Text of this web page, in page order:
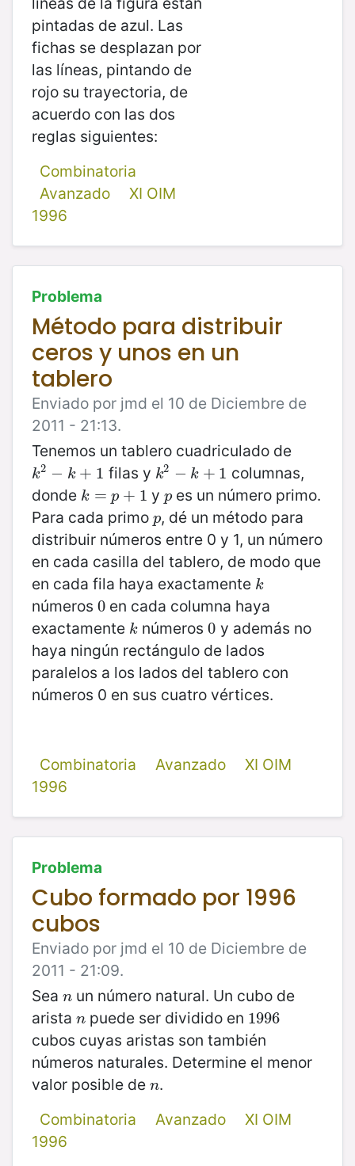
pintadas de azul. Las
fichas se desplazan por
las líneas, pintando de
rojo su trayectoria, de
acuerdo con las dos
reglas siguientes:
Combinatoria
Avanzado
XI OIM
1996
Problema
Método para distribuir
ceros y unos en un
tablero
Enviado por jmd el 10 de Diciembre de
2011 - 21:13.
Tenemos un tablero cuadriculado de
k2 − k + 1
k2 −k + 1 filas y k2 − k + 1
k2 −k + 1
columnas,
donde k = p + 1
k=p +1 yp
pes un número primo.
Para cada primo p
p, dé un método para
distribuir números entre 0 y 1, un número
en cada casilla del tablero, de modo que
en cada fila haya exactamente k
k
números 0
0 en cada columna haya
exactamente k
k números0
0 y además no
haya ningún rectángulo de lados
paralelos a los lados del tablero con
números 0 en sus cuatro vértices.
Combinatoria Avanzado
XI OIM
1996
Problema
Cubo formado por 1996
cubos
Enviado por jmd el 10 de Diciembre de
2011 - 21:09.
Sea n
n un número natural. Un cubo de
arista n
n puede ser dividido en 1996
1996
cubos cuyas aristas son también
números naturales. Determine el menor
valor posible de n
n.
Combinatoria
Avanzado
XI OIM
1996